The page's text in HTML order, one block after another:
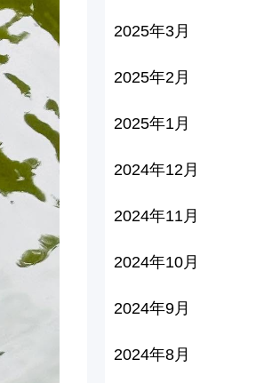
2025年3月
2025年2月
2025年1月
2024年12月
2024年11月
2024年10月
2024年9月
2024年8月